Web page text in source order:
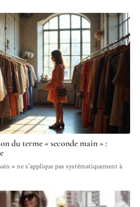
du terme « seconde main » :
» ne s’applique pas systématiquement à